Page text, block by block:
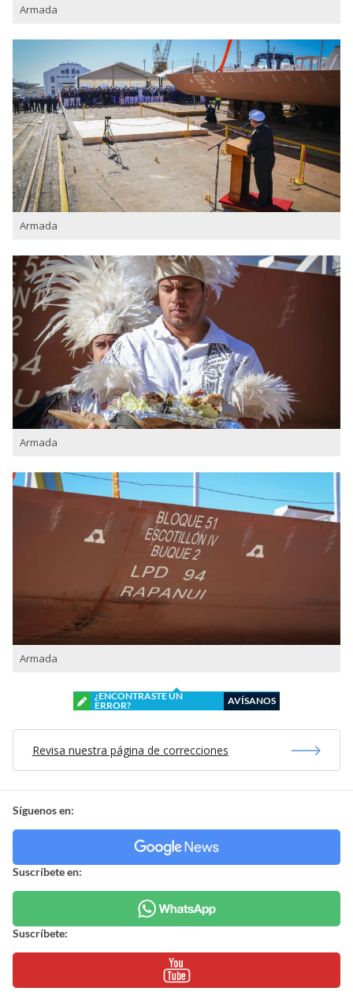
Armada
Armada
Armada
Armada
¿ENCONTRASTE UN
ERROR?
AVÍSANOS
Revisa nuestra página de correcciones
Síguenos en:
Suscríbete en:
Suscríbete: